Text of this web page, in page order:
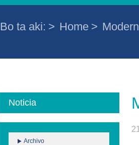
Bo ta aki: > Home >
Noticia
Archivo